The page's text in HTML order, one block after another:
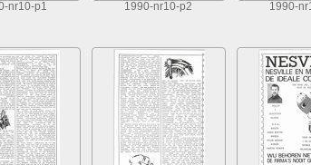
nr10-p1 1990-nr10-p2 1990-